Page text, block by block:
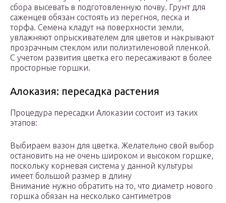
сбора высевать в подготовленную почву. Грунт для
саженцев обязан состоять из перегноя, песка и
торфа. Семена кладут на поверхности земли,
увлажняют опрыскивателем для цветов и накрывают
прозрачным стеклом или полиэтиленовой пленкой.
С учетом развития цветка его пересаживают в более
просторные горшки.
Алоказия: пересадка растения
Процедура пересадки Алоказии состоит из таких
этапов:
Выбираем вазон для цветка. Желательно свой выбор
остановить на не очень широком и высоком горшке,
поскольку корневая система у данной культуры
имеет большой размер в длину
Внимание нужно обратить на то, что диаметр нового
горшка обязан на несколько сантиметров